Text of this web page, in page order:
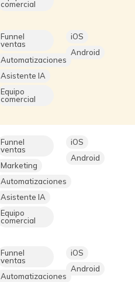
comercial
Funnel
ventas
Automatizaciones
Asistente IA
Equipo
comercial
iOS
Android
Funnel
ventas
Marketing
Automatizaciones
Asistente IA
Equipo
comercial
iOS
Android
Funnel
ventas
Automatizaciones
iOS
Android